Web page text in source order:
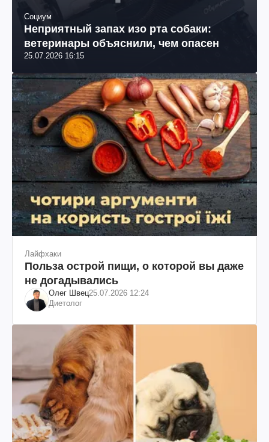
Социум
Неприятный запах изо рта собаки:
ветеринары объяснили, чем опасен
25.07.2026 16:15
Лайфхаки
Польза острой пищи, о которой вы даже
не догадывались
Олег Швец25.07.2026 12:24
Диетолог